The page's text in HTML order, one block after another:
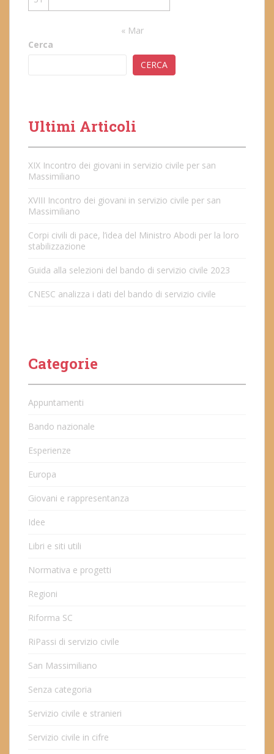
« Mar
Cerca
CERCA
Ultimi Articoli
XIX Incontro dei giovani in servizio civile per san
Massimiliano
XVIII Incontro dei giovani in servizio civile per san
Massimiliano
Corpi civili di pace, l’idea del Ministro Abodi per la loro
stabilizzazione
Guida alla selezioni del bando di servizio civile 2023
CNESC analizza i dati del bando di servizio civile
Categorie
Appuntamenti
Bando nazionale
Esperienze
Europa
Giovani e rappresentanza
Idee
Libri e siti utili
Normativa e progetti
Regioni
Riforma SC
RiPassi di servizio civile
San Massimiliano
Senza categoria
Servizio civile e stranieri
Servizio civile in cifre